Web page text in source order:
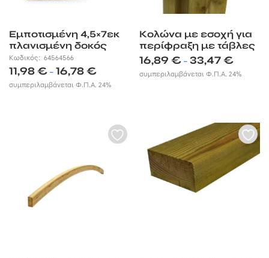
Εμποτισμένη 4,5×7εκ
πλανισμένη δοκός
Κωδικός: 64564566
11,98€ – 16,78€
range:
συμπεριλαμβάνεται Φ.Π.Α. 24%
Κολώνα με εσοχή για
περίφραξη με τάβλες
16,89€ – 33,47€
range:
συμπεριλαμβάνεται Φ.Π.Α. 24%